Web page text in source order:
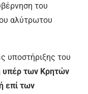
του
αλύτρωτου
υποστήριξης του
υπέρ των Κρητών
επί των